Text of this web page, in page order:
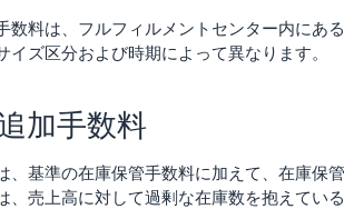
数料は、フルフィルメントセンター内にあ
イズ区分および時期によって異なります。
加手数料
、基準の在庫保管手数料に加えて、在庫保
、売上高に対して過剰な在庫数を抱えてい